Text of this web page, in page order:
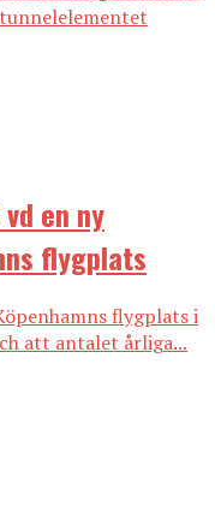
en ny
flygplats
flygplats i
att antalet årliga...